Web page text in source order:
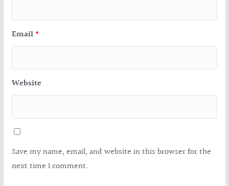
Email *
Website
Save my name, email, and website in this browser for the
next time I comment.